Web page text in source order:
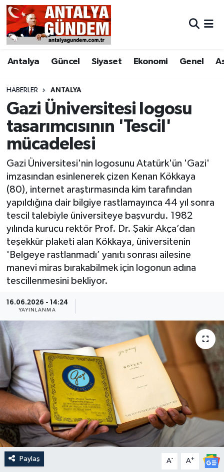
Antalya Güncel Siyaset Ekonomi Genel
HABERLER ANTALYA
Gazi Üniversitesi logosu
tasarımcısının 'Tescil'
mücadelesi
Gazi Üniversitesi'nin logosunu Atatürk'ün 'Gazi'
imzasından esinlenerek çizen Kenan Kökkaya
(80), internet araştırmasında kim tarafından
yapıldığına dair bilgiye rastlamayınca 44 yıl sonra
tescil talebiyle üniversiteye başvurdu. 1982
yılında kurucu rektör Prof. Dr. Şakir Akça’dan
teşekkür plaketi alan Kökkaya, üniversitenin
'Belgeye rastlanmadı’ yanıtı sonrası ailesine
manevi miras bırakabilmek için logonun adına
tescillenmesini bekliyor.
16.06.2026 - 14:24
YAYINLANMA
Paylaş A- A+
Antalya
Asayiş
Bilim & Teknoloji
Bölge
EĞİTİM
Ekonomi
Genel
Görüntülü Haber
Güncel
Kültür & Sanat
Resmi İlan
Sağlık & Yaşam
Siyaset
Spor
Antalya Nöbetçi Eczaneler
Antalya Hava Durumu
Antalya Namaz Vakitleri
Antalya Trafik Yoğunluk Haritası
Süper Lig Puan Durumu ve Fikstür
Tüm Manşetler
Son Dakika Haberleri
Haber Arşivi